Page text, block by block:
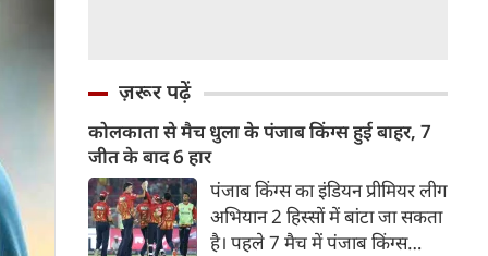
ज़रूर पढ़ें
कोलकाता से मैच धुला के पंजाब किंग्स हुई बाहर, 7
जीत के बाद 6 हार
पंजाब किंग्स का इंडियन प्रीमियर लीग
अभियान 2 हिस्सों में बांटा जा सकता
है। पहले 7 मैच में पंजाब किंग्स